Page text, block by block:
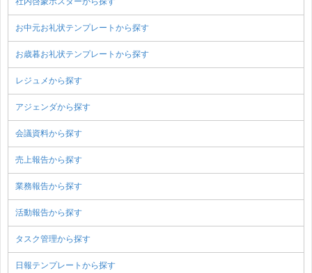
お中元お礼状テンプレートから探す
お歳暮お礼状テンプレートから探す
レジュメから探す
アジェンダから探す
会議資料から探す
売上報告から探す
業務報告から探す
活動報告から探す
タスク管理から探す
日報テンプレートから探す